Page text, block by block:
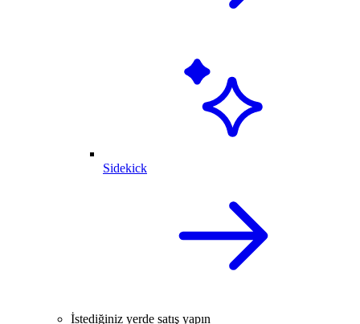
Sidekick
İstediğiniz yerde satış yapın